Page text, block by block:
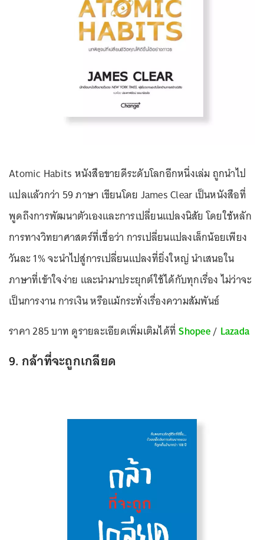
Atomic Habits หนังสือขายดีระดับโลกอีกหนึ่งเล่ม ถูกนำไป
แปลแล้วกว่า 59 ภาษา เขียนโดย James Clear เป็นหนังสือที่
พูดถึงการพัฒนาตัวเองและการเปลี่ยนแปลงนิสัย โดยใช้หลัก
การทางวิทยาศาสตร์ที่เชื่อว่า การเปลี่ยนแปลงเล็กน้อยเพียง
วันละ 1% จะนำไปสู่การเปลี่ยนแปลงที่ยิ่งใหญ่ นำเสนอใน
ภาษาที่เข้าใจง่าย และนำมาประยุกต์ใช้ได้กับทุกเรื่อง ไม่ว่าจะ
เป็นการงาน การเงิน หรือแม้กระทั่งเรื่องความสัมพันธ์
ราคา 285 บาท ดูรายละเอียดเพิ่มเติมได้ที่Shopee/ Lazada
9. กล้าที่จะถูกเกลียด